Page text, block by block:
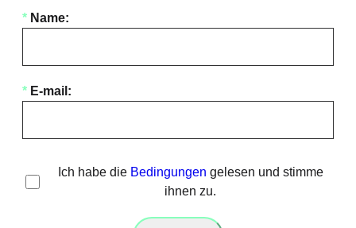
* Name:
* E-mail:
Ich habe die Bedingungen gelesen und stimme
ihnen zu.